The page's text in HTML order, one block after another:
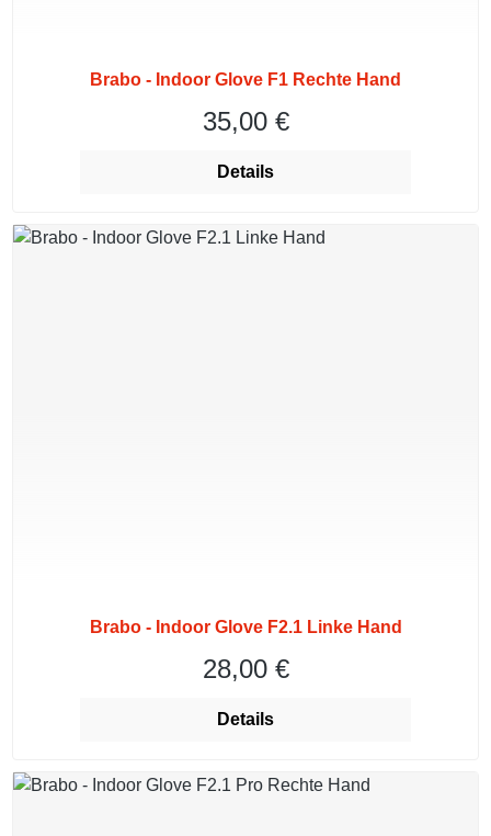
Brabo - Indoor Glove F1 Rechte Hand
Regulärer Preis:
35,00 €
Details
Brabo - Indoor Glove F2.1 Linke Hand
Regulärer Preis:
28,00 €
Details